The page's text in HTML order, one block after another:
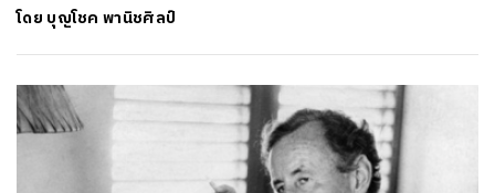
โดย บุญโชค พานิชศิลป์